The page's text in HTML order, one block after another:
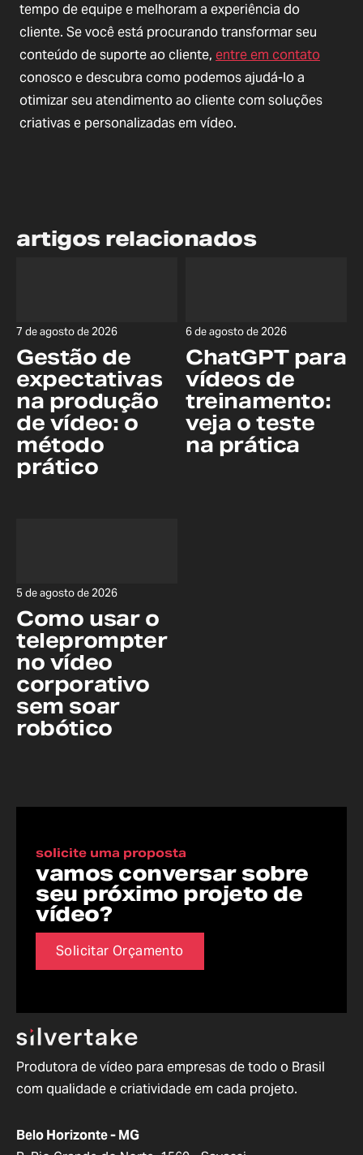
tempo de equipe e melhoram a experiência do
cliente. Se você está procurando transformar seu
conteúdo de suporte ao cliente, entre em contato
conosco e descubra como podemos ajudá-lo a
otimizar seu atendimento ao cliente com soluções
criativas e personalizadas em vídeo.
artigos relacionados
Gestão de
expectativas
na produção
de vídeo: o
método
prático
7 de agosto de 2026
ChatGPT para
vídeos de
treinamento:
veja o teste
na prática
6 de agosto de 2026
Como usar o
teleprompter
no vídeo
corporativo
sem soar
robótico
5 de agosto de 2026
solicite uma proposta
vamos conversar sobre
seu próximo projeto de
vídeo?
Solicitar Orçamento
Produtora de vídeo para empresas de todo o Brasil
com qualidade e criatividade em cada projeto.
Belo Horizonte - MG